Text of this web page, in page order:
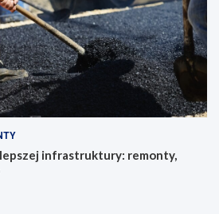
infrastruktury: remonty,